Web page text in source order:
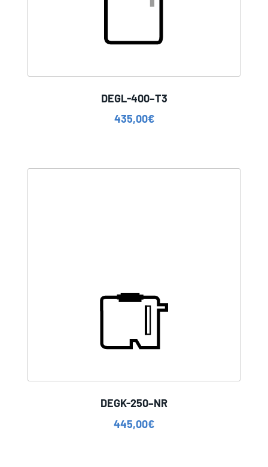
DEGL-400–T3
435,00€
DEGK-250–NR
445,00€